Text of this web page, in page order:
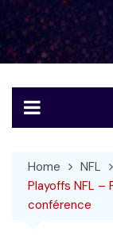
to
content
Le football
Home
NFL
Playoffs NFL
conférence